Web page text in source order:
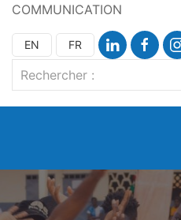
COMMUNICATION
EN FR